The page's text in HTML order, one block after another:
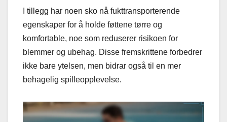
I tillegg har noen sko nå fukttransporterende
egenskaper for å holde føttene tørre og
komfortable, noe som reduserer risikoen for
blemmer og ubehag. Disse fremskrittene forbedrer
ikke bare ytelsen, men bidrar også til en mer
behagelig spilleopplevelse.